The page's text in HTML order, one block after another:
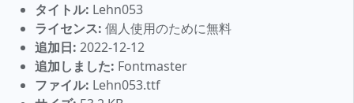
タイトル: Lehn053
ライセンス: 個人使用のために無料
追加日: 2022-12-12
追加しました: Fontmaster
ファイル: Lehn053.ttf